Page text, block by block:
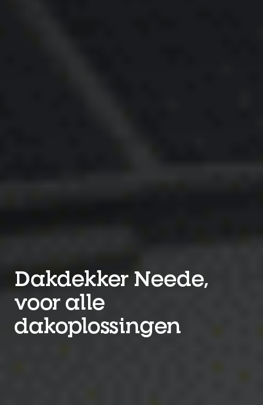
Dakdekker Neede,
voor alle
dakoplossingen